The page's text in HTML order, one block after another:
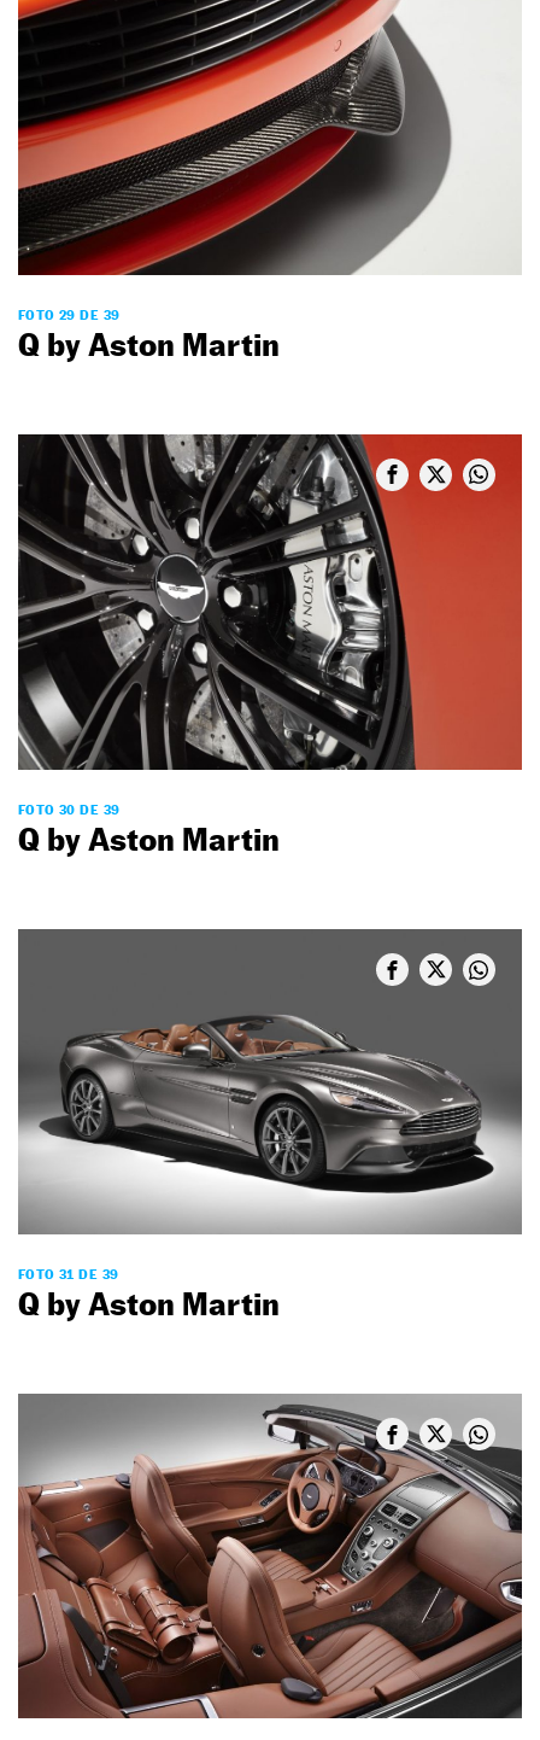
FOTO 29 DE 39
Q by Aston Martin
FOTO 30 DE 39
Q by Aston Martin
FOTO 31 DE 39
Q by Aston Martin